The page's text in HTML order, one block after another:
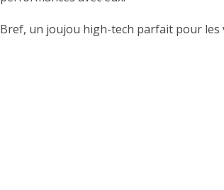
Bref, un joujou high-tech parfait pour les